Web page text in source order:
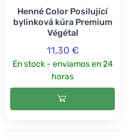
Henné Color Posilující
bylinková kúra Premium
Végétal
11,30 €
En stock - enviamos en 24
horas